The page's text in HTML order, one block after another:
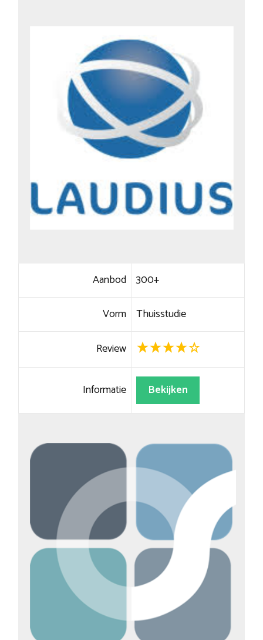
Aanbod 300+
Vorm Thuisstudie
Review
Informatie Bekijken